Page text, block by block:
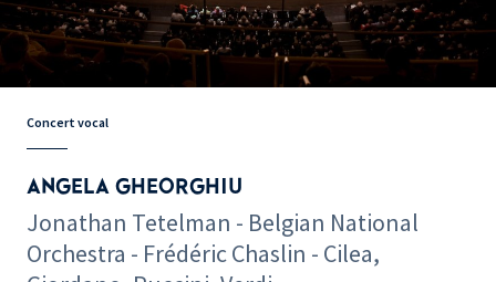
Concert vocal
ANGELA GHEORGHIU
Jonathan Tetelman - Belgian National
Orchestra - Frédéric Chaslin - Cilea,